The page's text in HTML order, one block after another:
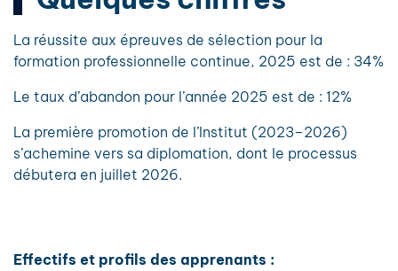
La réussite aux épreuves de sélection pour la
formation professionnelle continue, 2025 est de : 34%
Le taux d’abandon pour l’année 2025 est de : 12%
La première promotion de l’Institut (2023–2026)
s’achemine vers sa diplomation, dont le processus
débutera en juillet 2026.
Effectifs et profils des apprenants :